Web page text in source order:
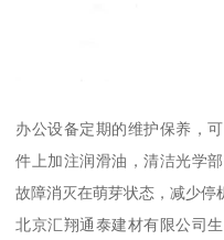
办公设备定期的维护保养，
件上加注润滑油，清洁光学
故障消灭在萌芽状态，减少停
北京汇翔通泰建材有限公司